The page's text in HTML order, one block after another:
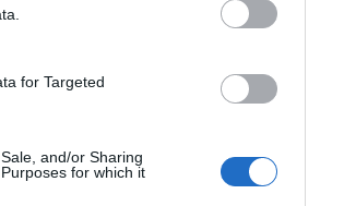
for Targeted
and/or Sharing
for which it